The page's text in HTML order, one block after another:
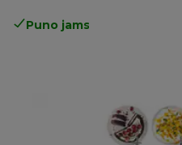
Puno jamstvo proizvođača